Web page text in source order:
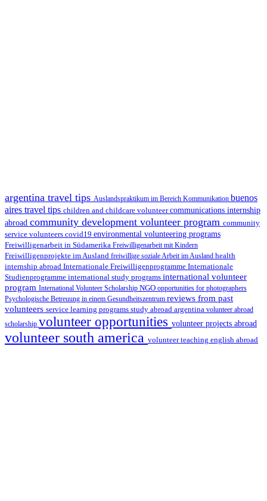
argentina travel tips Auslandspraktikum im Bereich Kommunikation buenos
aires travel tips children and childcare volunteercommunications internship
abroad community development volunteer program community
service volunteers covid19 environmental volunteering programs
Freiwilligenarbeit in Südamerika Freiwilligenarbeit mit Kindern
Freiwilligenprojekte im Ausland freiwillige soziale Arbeit im Ausland health
internship abroad Internationale Freiwilligenprogramme Internationale
Studienprogramme international study programs international volunteer
program International Volunteer Scholarship NGO opportunities for photographers
Psychologische Betreuung in einem Gesundheitszentrum reviews from past
volunteers service learning programs study abroad argentina volunteer abroad
scholarship volunteer opportunities volunteer projects abroad
volunteer south america volunteer teaching english abroad